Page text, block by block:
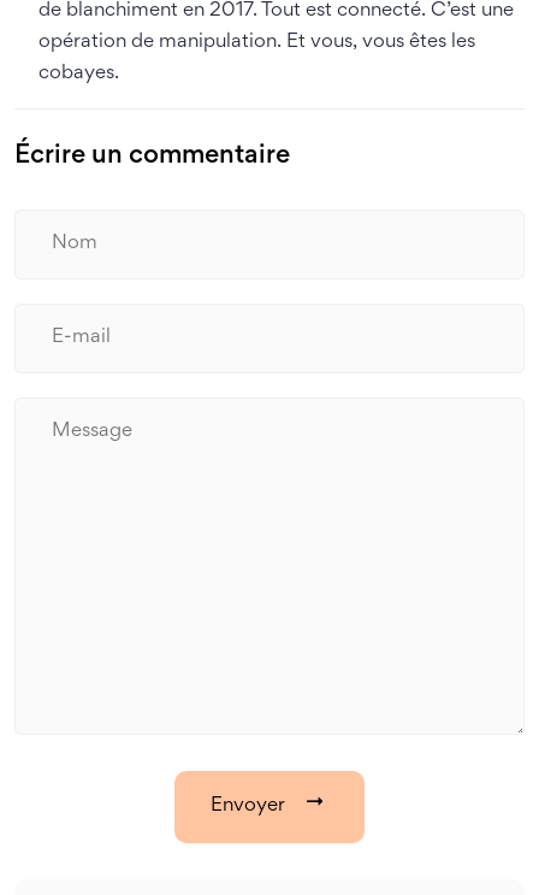
de blanchiment en 2017. Tout est connecté. C’est une
opération de manipulation. Et vous, vous êtes les
cobayes.
Écrire un commentaire
Envoyer